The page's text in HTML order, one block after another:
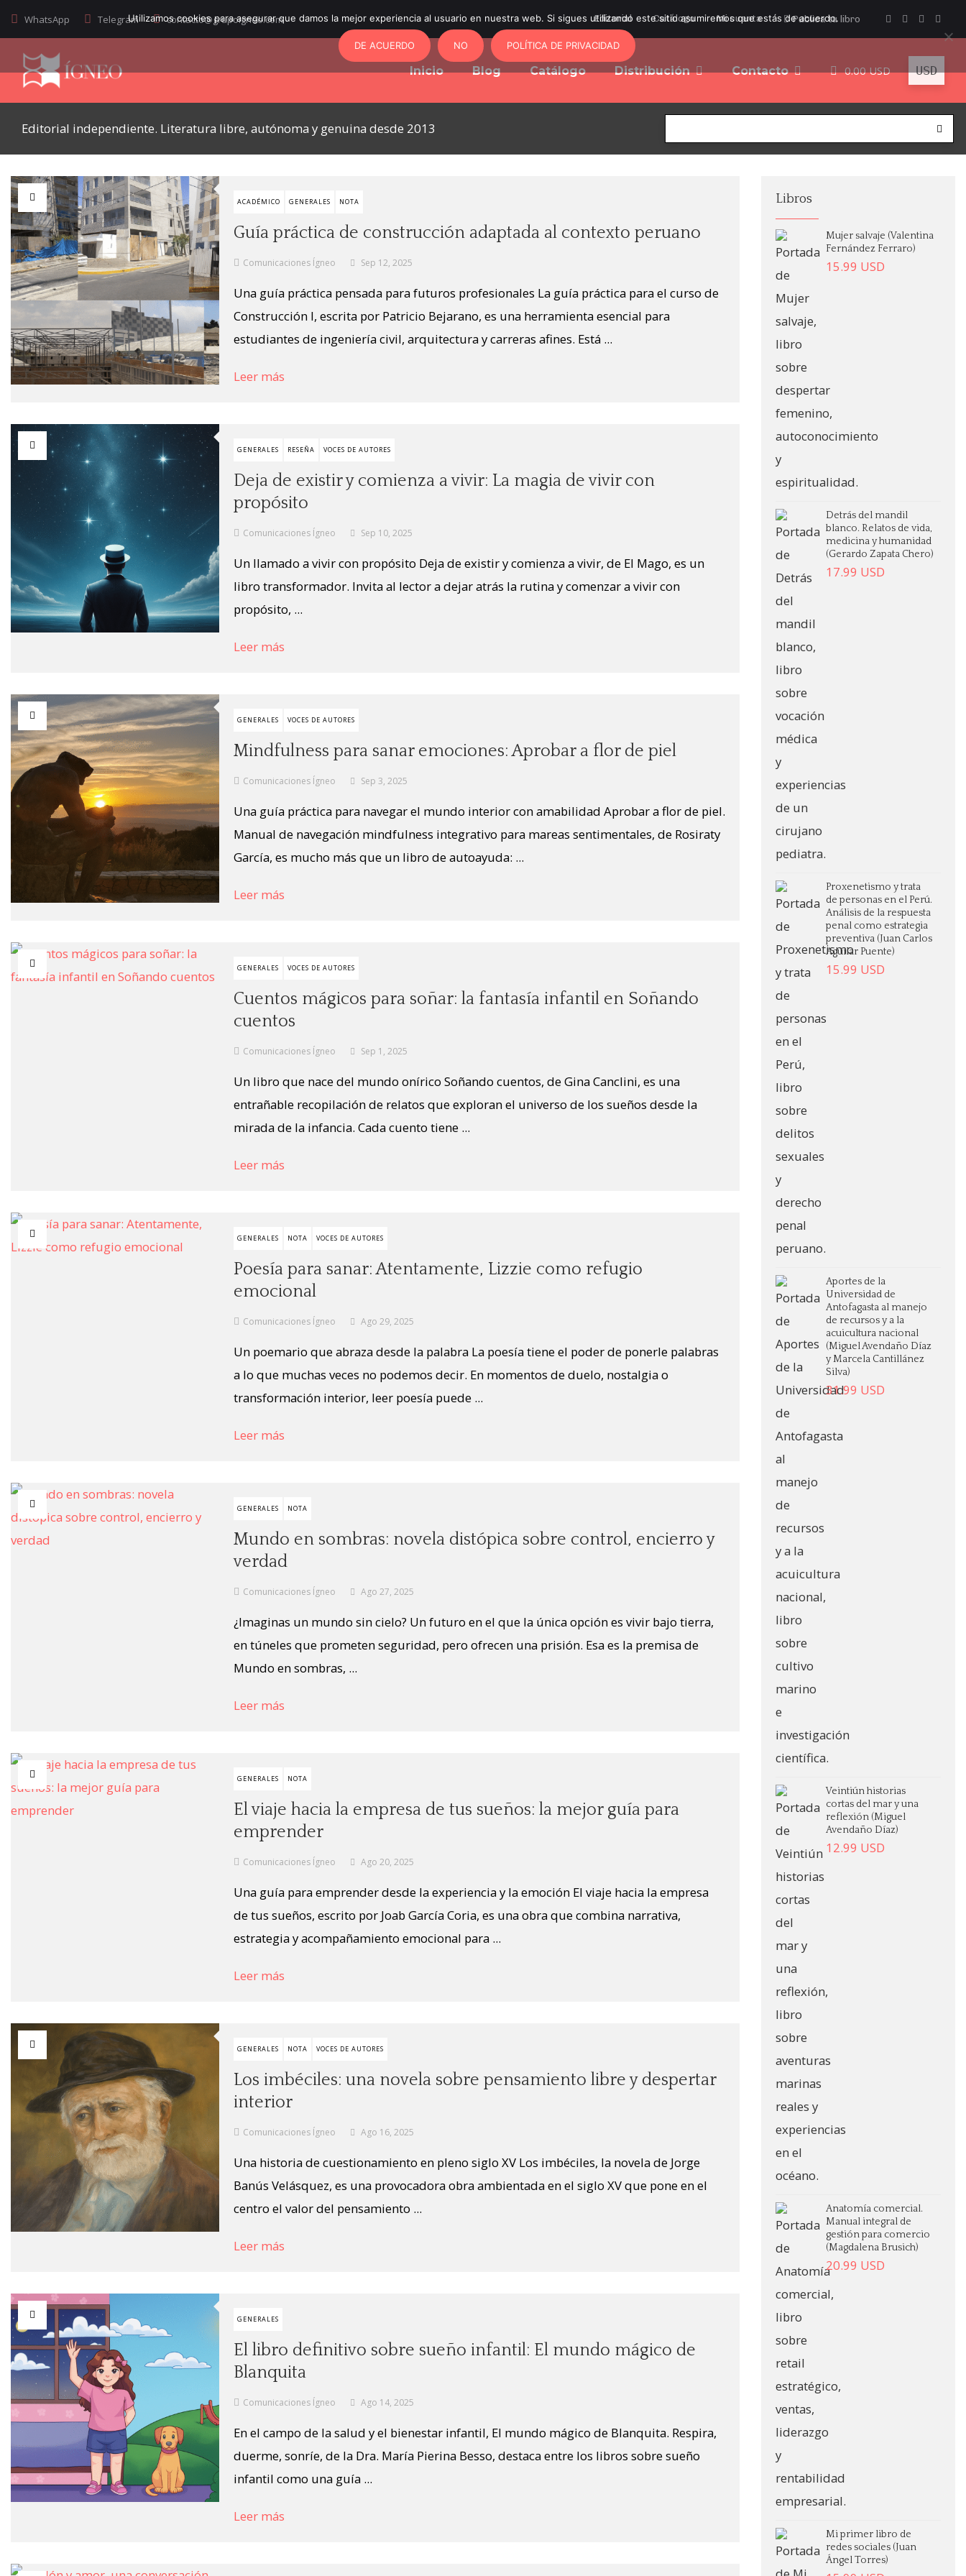
WhatsApp Telegram contacto@grupoigneo.com Editorial Catálogo Mi cuenta Publica tu libro
Inicio Blog Catálogo Distribución Contacto 0.00USD
Editorial independiente. Literatura libre, autónoma y genuina desde 2013
ACADÉMICO GENERALES NOTA
Guía práctica de construcción adaptada al contexto peruano
Comunicaciones Ígneo Sep 12, 2025
Una guía práctica pensada para futuros profesionales La guía práctica para el curso de
Construcción I, escrita por Patricio Bejarano, es una herramienta esencial para
estudiantes de ingeniería civil, arquitectura y carreras afines. Está ...
Leer más
GENERALES RESEÑA VOCES DE AUTORES
Deja de existir y comienza a vivir: La magia de vivir con
propósito
Comunicaciones Ígneo Sep 10, 2025
Un llamado a vivir con propósito Deja de existir y comienza a vivir, de El Mago, es un
libro transformador. Invita al lector a dejar atrás la rutina y comenzar a vivir con
propósito, ...
Leer más
GENERALES VOCES DE AUTORES
Mindfulness para sanar emociones: Aprobar a flor de piel
Comunicaciones Ígneo Sep 3, 2025
Una guía práctica para navegar el mundo interior con amabilidad Aprobar a flor de piel.
Manual de navegación mindfulness integrativo para mareas sentimentales, de Rosiraty
García, es mucho más que un libro de autoayuda: ...
Leer más
GENERALES VOCES DE AUTORES
Cuentos mágicos para soñar: la fantasía infantil en Soñando
cuentos
Comunicaciones Ígneo Sep 1, 2025
Un libro que nace del mundo onírico Soñando cuentos, de Gina Canclini, es una
entrañable recopilación de relatos que exploran el universo de los sueños desde la
mirada de la infancia. Cada cuento tiene ...
Leer más
GENERALES NOTA VOCES DE AUTORES
Poesía para sanar: Atentamente, Lizzie como refugio
emocional
Comunicaciones Ígneo Ago 29, 2025
Un poemario que abraza desde la palabra La poesía tiene el poder de ponerle palabras
a lo que muchas veces no podemos decir. En momentos de duelo, nostalgia o
transformación interior, leer poesía puede ...
Leer más
GENERALES NOTA
Mundo en sombras: novela distópica sobre control, encierro y
verdad
Comunicaciones Ígneo Ago 27, 2025
¿Imaginas un mundo sin cielo? Un futuro en el que la única opción es vivir bajo tierra,
en túneles que prometen seguridad, pero ofrecen una prisión. Esa es la premisa de
Mundo en sombras, ...
Leer más
GENERALES NOTA
El viaje hacia la empresa de tus sueños: la mejor guía para
emprender
Comunicaciones Ígneo Ago 20, 2025
Una guía para emprender desde la experiencia y la emoción El viaje hacia la empresa
de tus sueños, escrito por Joab García Coria, es una obra que combina narrativa,
estrategia y acompañamiento emocional para ...
Leer más
GENERALES NOTA VOCES DE AUTORES
Los imbéciles: una novela sobre pensamiento libre y despertar
interior
Comunicaciones Ígneo Ago 16, 2025
Una historia de cuestionamiento en pleno siglo XV Los imbéciles, la novela de Jorge
Banús Velásquez, es una provocadora obra ambientada en el siglo XV que pone en el
centro el valor del pensamiento ...
Leer más
GENERALES
El libro definitivo sobre sueño infantil: El mundo mágico de
Blanquita
Comunicaciones Ígneo Ago 14, 2025
En el campo de la salud y el bienestar infantil, El mundo mágico de Blanquita. Respira,
duerme, sonríe, de la Dra. María Pierina Besso, destaca entre los libros sobre sueño
infantil como una guía ...
Leer más
Libros
Mujer salvaje (Valentina
Fernández Ferraro)
15.99 USD
Detrás del mandil
blanco. Relatos de vida,
medicina y humanidad
(Gerardo Zapata Chero)
17.99 USD
Proxenetismo y trata
de personas en el Perú.
Análisis de la respuesta
penal como estrategia
preventiva (Juan Carlos
Aguilar Puente)
15.99 USD
Aportes de la
Universidad de
Antofagasta al manejo
de recursos y a la
acuicultura nacional
(Miguel Avendaño Díaz
y Marcela Cantillánez
Silva)
31.99 USD
Veintiún historias
cortas del mar y una
reflexión (Miguel
Avendaño Díaz)
12.99 USD
Anatomía comercial.
Manual integral de
gestión para comercio
(Magdalena Brusich)
20.99 USD
Mi primer libro de
redes sociales (Juan
Ángel Torres)
Utilizamos cookies para asegurar que damos la mejor experiencia al usuario en nuestra web. Si sigues utilizando este sitio asumiremos que estás de acuerdo.
DE ACUERDO NO POLÍTICA DE PRIVACIDAD